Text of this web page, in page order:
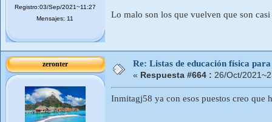
Registro:03/Sep/2021~11:27
Mensajes: 11
Lo malo son los que vuelven que son
zeronter Re: Listas de educación física
« Respuesta #664 : 26/Oct/
Inmitagj58 ya con esos puestos creo que